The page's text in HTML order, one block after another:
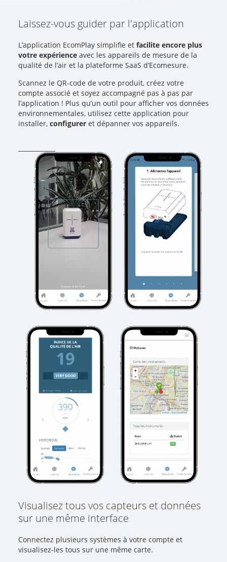
Laissez-vous guider par l'application
L’application EcomPlay simplifie et facilite encore plus
votre expérience avec les appareils de mesure de la
qualité de l’air et la plateforme SaaS d’Ecomesure.
Scannez le QR-code de votre produit, créez votre
compte associé et soyez accompagné pas à pas par
l’application ! Plus qu’un outil pour afficher vos données
environnementales, utilisez cette application pour
installer, configurer et dépanner vos appareils.
Visualisez tous vos capteurs et données
sur une même interface
Connectez plusieurs systèmes à votre compte et
visualisez-les tous sur une même carte.